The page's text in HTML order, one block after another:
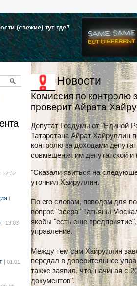
(свежие) тут где?
12:32
|
| 13.03
| 01.01
Новости
Комиссия по контролю
проверит Айрата
Депутат Госдумы от "Единой
Татарстана Айрат Хайруллин
контролю за доходами
совмещения им депутатской и
"Сказали явиться на
уточнил Хайруллин.
По его словам, поводом для
вопрос "эсера" Татьяны
якобы "есть еще
управление.
Между тем сам Хайруллин
передал в доверительное
также заявил, что, начиная с
документов".